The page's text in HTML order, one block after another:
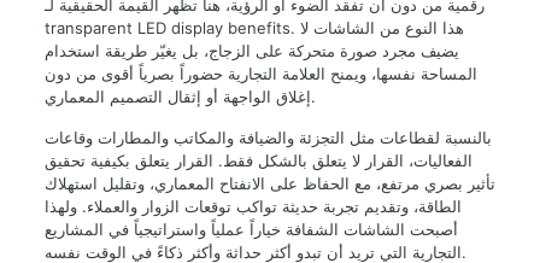
رقمية من دون أن تفقد الضوء أو الرؤية، هنا تظهر القيمة الحقيقية لـ
transparent LED display benefits. هذا النوع من الشاشات لا
يضيف مجرد صورة متحركة على الزجاج، بل يغيّر طريقة استخدام
المساحة نفسها، ويمنح العلامة التجارية حضوراً بصرياً أقوى من دون
إغلاق الواجهة أو إثقال التصميم المعماري.
بالنسبة لقطاعات مثل التجزئة والضيافة والمكاتب والمطارات وقاعات
الفعاليات، القرار لا يتعلق بالشكل فقط. القرار يتعلق بكيفية تحقيق
تأثير بصري مرتفع، مع الحفاظ على الانفتاح المعماري، وتقليل استهلاك
الطاقة، وتقديم تجربة حديثة تواكب توقعات الزوار والعملاء. ولهذا
أصبحت الشاشات الشفافة خياراً عملياً واستراتيجياً في المشاريع
التجارية التي تريد أن تبدو أكثر حداثة وأكثر ذكاءً في الوقت نفسه.